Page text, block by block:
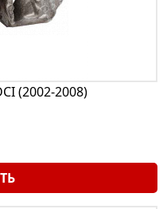
(2002-2008)